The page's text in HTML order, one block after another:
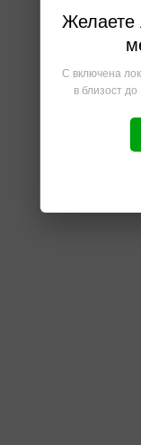
Желаете
С включена
в близост